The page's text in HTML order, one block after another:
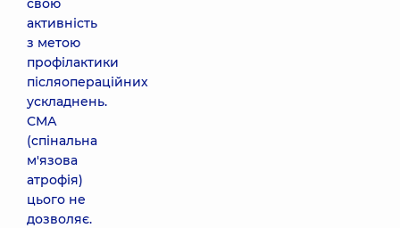
свою
активність
з метою
профілактики
післяопераційних
ускладнень.
СМА
(спінальна
м'язова
атрофія)
цього не
дозволяє.